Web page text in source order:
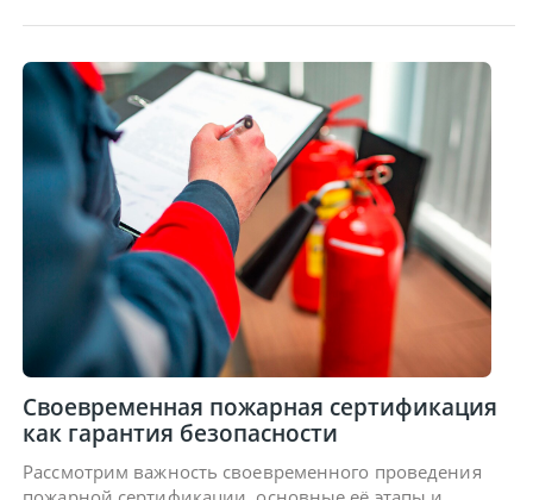
Своевременная пожарная сертификация
как гарантия безопасности
Рассмотрим важность своевременного проведения